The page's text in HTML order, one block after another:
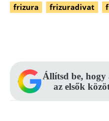
frizura
frizuradivat
Állítsd be,
az elsők